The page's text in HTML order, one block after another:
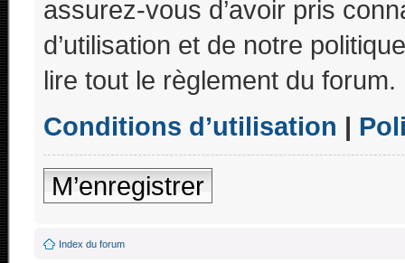
assurez-vous d’avoir pris
d’utilisation et de notre
lire tout le règlement du forum.
Conditions d’utilisation |
M’enregistrer
Index du forum